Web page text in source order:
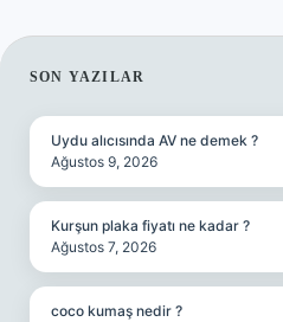
SIDEBAR
SON YAZILAR
Uydu alıcısında AV ne demek ?
Ağustos 9, 2026
Kurşun plaka fiyatı ne kadar ?
Ağustos 7, 2026
coco kumaş nedir ?